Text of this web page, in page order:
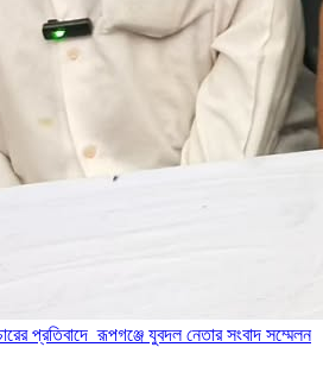
প্রতিবাদে ‎রূপগঞ্জে যুবদল নেতার সংবাদ সম্মেলন